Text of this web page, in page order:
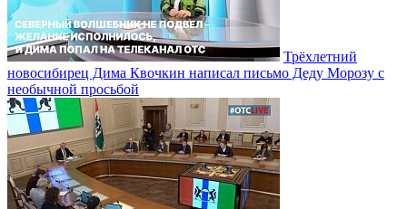
Трёхлетний
новосибирец Дима Квочкин написал письмо Деду Морозу с
необычной просьбой